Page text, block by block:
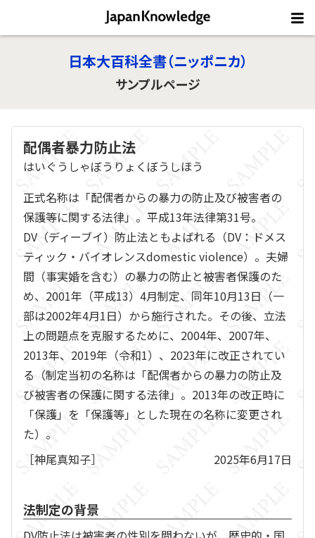
日本大百科全書（ニッポニカ）
サンプルページ
配偶者暴力防止法
はいぐうしゃぼうりょくぼうしほう
正式名称は「配偶者からの暴力の防止及び被害者の
保護等に関する法律」。平成13年法律第31号。
DV（ディーブイ）防止法ともよばれる（DV：ドメス
ティック・バイオレンスdomestic violence）。夫婦
間（事実婚を含む）の暴力の防止と被害者保護のた
め、2001年（平成13）4月制定、同年10月13日（一
部は2002年4月1日）から施行された。その後、立法
上の問題点を克服するために、2004年、2007年、
2013年、2019年（令和1）、2023年に改正されてい
る（制定当初の名称は「配偶者からの暴力の防止及
び被害者の保護に関する法律」。2013年の改正時に
「保護」を「保護等」とした現在の名称に変更され
た）。
［神尾真知子］
2025年6月17日
法制定の背景